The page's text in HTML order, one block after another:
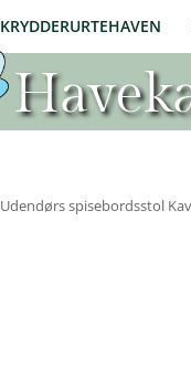
KRYDDERURTEHAVEN
Udendørs spisebordsstol